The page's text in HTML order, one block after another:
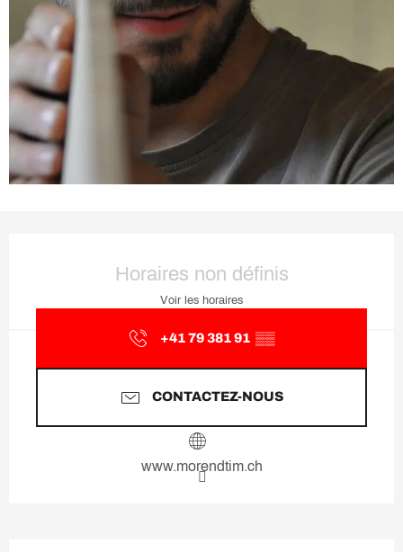
Horaires non définis
Voir les horaires
+41 79 381 91 ▒▒
CONTACTEZ-NOUS
www.morendtim.ch